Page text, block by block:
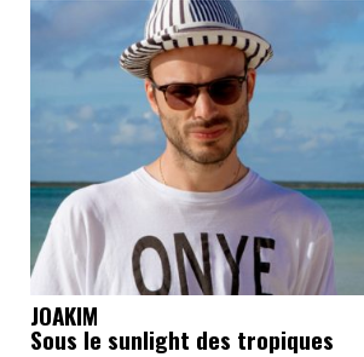
JOAKIM
Sous le sunlight des tropiques